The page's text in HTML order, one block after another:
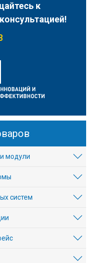
к
модули
систем